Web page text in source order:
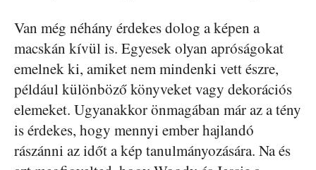
Van még néhány érdekes dolog a képen a
macskán kívül is. Egyesek olyan apróságokat
emelnek ki, amiket nem mindenki vett észre,
például különböző könyveket vagy dekorációs
elemeket. Ugyanakkor önmagában már az a tény
is érdekes, hogy mennyi ember hajlandó
rászánni az időt a kép tanulmányozására. Na és